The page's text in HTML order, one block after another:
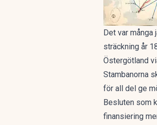
Det var
sträckning år
Östergötland
Stambanorna
för all del ge
Besluten som
finansiering